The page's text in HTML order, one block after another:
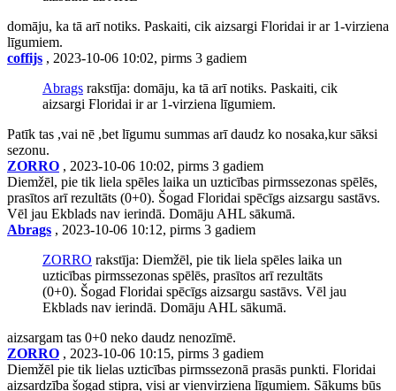
domāju, ka tā arī notiks. Paskaiti, cik aizsargi Floridai ir ar 1-virziena
līgumiem.
coffijs , 2023-10-06 10:02, pirms 3 gadiem
Abrags rakstīja: domāju, ka tā arī notiks. Paskaiti, cik
aizsargi Floridai ir ar 1-virziena līgumiem.
Patīk tas ,vai nē ,bet līgumu summas arī daudz ko nosaka,kur sāksi
sezonu.
ZORRO , 2023-10-06 10:02, pirms 3 gadiem
Diemžēl, pie tik liela spēles laika un uzticības pirmssezonas spēlēs,
prasītos arī rezultāts (0+0). Šogad Floridai spēcīgs aizsargu sastāvs.
Vēl jau Ekblads nav ierindā. Domāju AHL sākumā.
Abrags , 2023-10-06 10:12, pirms 3 gadiem
ZORRO rakstīja: Diemžēl, pie tik liela spēles laika un
uzticības pirmssezonas spēlēs, prasītos arī rezultāts
(0+0). Šogad Floridai spēcīgs aizsargu sastāvs. Vēl jau
Ekblads nav ierindā. Domāju AHL sākumā.
aizsargam tas 0+0 neko daudz nenozīmē.
ZORRO , 2023-10-06 10:15, pirms 3 gadiem
Diemžēl pie tik lielas uzticības pirmssezonā prasās punkti. Floridai
aizsardzība šogad stipra, visi ar vienvirziena līgumiem. Sākums būs